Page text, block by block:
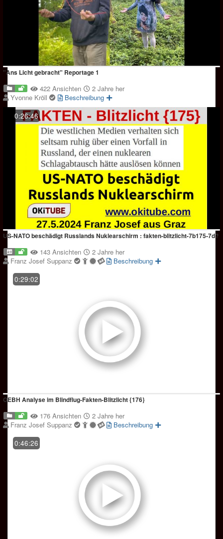
"Ans Licht gebracht" Reportage 1
422 Ansichten
2 Jahre her
Yvonne Kröll
Beschreibung
0:26:46
US-NATO beschädigt Russlands Nuklearschirm : fakten-blitzlicht-7b175-7d?
143 Ansichten
2 Jahre her
Franz Josef Suppanz
Beschreibung
0:29:02
OEBH Analyse im Blindflug-Fakten-Blitzlicht {176}
176 Ansichten
2 Jahre her
Franz Josef Suppanz
Beschreibung
0:46:26